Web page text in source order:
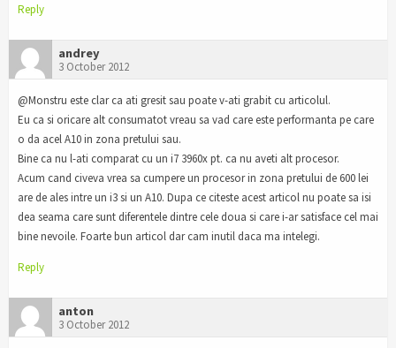
Reply
andrey
3 October 2012
@Monstru este clar ca ati gresit sau poate v-ati grabit cu articolul.
Eu ca si oricare alt consumatot vreau sa vad care este performanta pe care
o da acel A10 in zona pretului sau.
Bine ca nu l-ati comparat cu un i7 3960x pt. ca nu aveti alt procesor.
Acum cand civeva vrea sa cumpere un procesor in zona pretului de 600 lei
are de ales intre un i3 si un A10. Dupa ce citeste acest articol nu poate sa isi
dea seama care sunt diferentele dintre cele doua si care i-ar satisface cel mai
bine nevoile. Foarte bun articol dar cam inutil daca ma intelegi.
Reply
anton
3 October 2012